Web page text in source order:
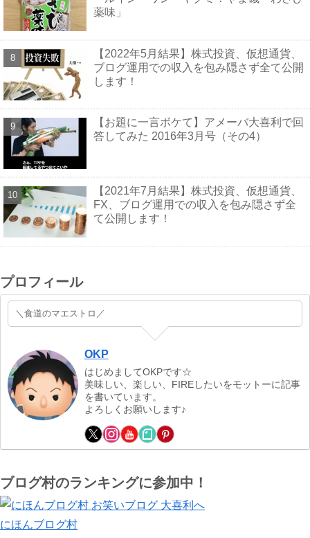
薬味」
【2022年5月結果】株式投資、仮想通貨、
ブログ運用での収入を包み隠さず全て公開
します！
【お題に一言ボケて】アメーバ大喜利で回
答してみた 2016年3月号（その4）
【2021年7月結果】株式投資、仮想通貨、
FX、ブログ運用での収入を包み隠さず全
て公開します！
プロフィール
＼食道のマエストロ／
OKP
はじめましてOKPです☆
美味しい、楽しい、FIREしたいをモットーに記事
を書いています。
よろしくお願いします♪
ブログ村のランキングに参加中！
にほんブログ村